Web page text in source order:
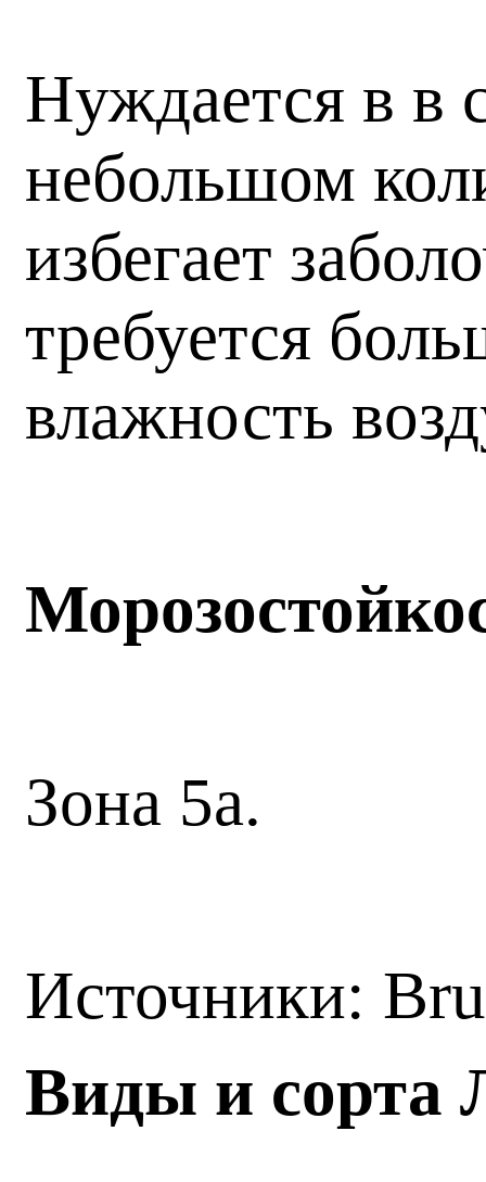
Нуждается в в
небольшом
избегает
требуется
влажность
Зона 5а.
Источники:
Виды и сорта